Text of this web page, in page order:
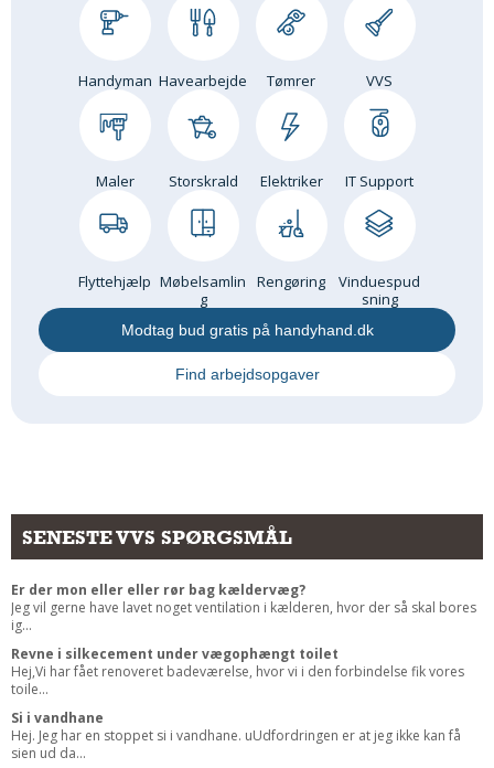
Handyman Havearbejde Tømrer VVS
Maler Storskrald Elektriker IT Support
Flyttehjælp Møbelsamlin
g
Rengøring
Vinduespud
sning
Modtag bud gratis på handyhand.dk
Find arbejdsopgaver
SENESTE VVS SPØRGSMÅL
Er der mon eller eller rør bag kældervæg?
Jeg vil gerne have lavet noget ventilation i kælderen, hvor der så skal bores
ig...
Revne i silkecement under vægophængt toilet
Hej,Vi har fået renoveret badeværelse, hvor vi i den forbindelse fik vores
toile...
Si i vandhane
Hej. Jeg har en stoppet si i vandhane. uUdfordringen er at jeg ikke kan få
sien ud da...